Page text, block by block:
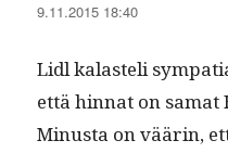
9.11.2015 18:40
Lidl kalasteli
että hin­nat on samat
Minus­ta on väärin,